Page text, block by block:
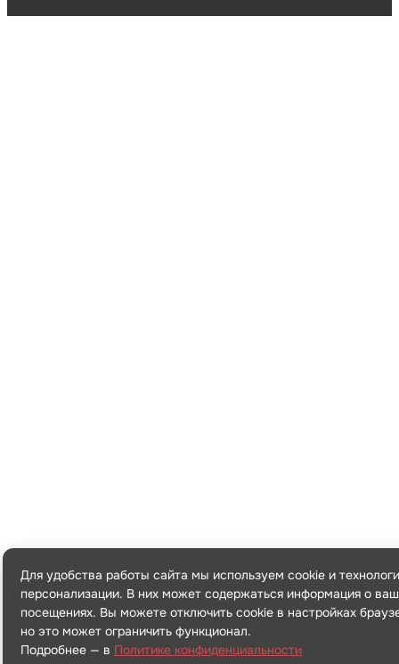
Для удобства работы сайта мы используем cookie и
персонализации. В них может содержаться информация о
посещениях. Вы можете отключить cookie в настройках
но это может ограничить функционал.
Подробнее — в Политике конфиденциальности